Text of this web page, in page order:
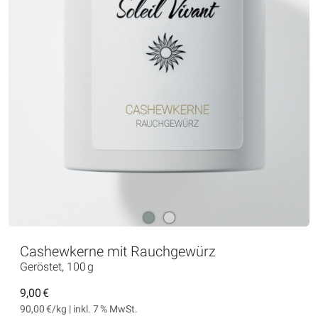
Cashewkerne mit Rauchgewürz
Geröstet, 100 g
9,00 €
90,00 €/kg | inkl. 7 % MwSt.